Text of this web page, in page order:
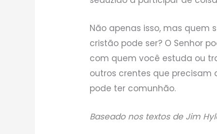
Não apenas isso, mas quem
cristão pode ser? O Senhor
com quem você estuda ou
outros crentes que
pode ter comunhão.
Baseado nos textos de Jim